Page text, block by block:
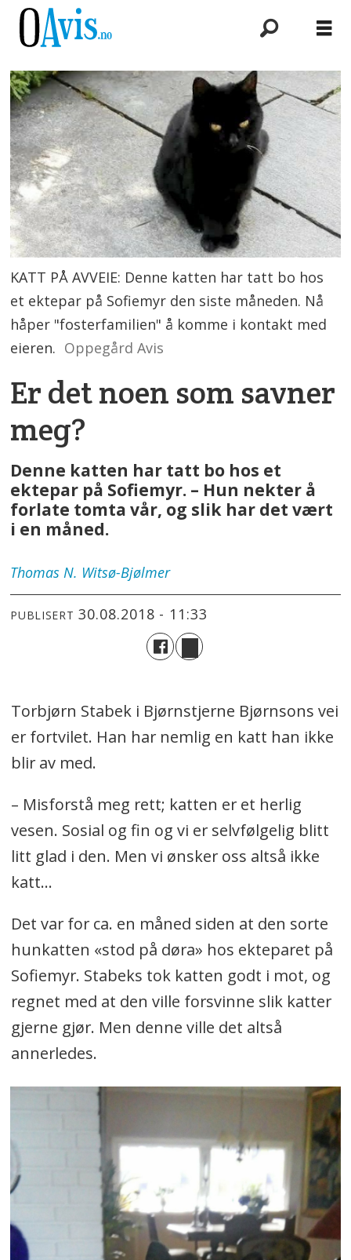
KATT PÅ AVVEIE: Denne katten har tatt bo hos
et ektepar på Sofiemyr den siste måneden. Nå
håper "fosterfamilien" å komme i kontakt med
eieren. Oppegård Avis
Er det noen som savner
meg?
Denne katten har tatt bo hos et
ektepar på Sofiemyr. – Hun nekter å
forlate tomta vår, og slik har det vært
i en måned.
Thomas N. Witsø-Bjølmer
PUBLISERT 30.08.2018 - 11:33
Torbjørn Stabek i Bjørnstjerne Bjørnsons vei
er fortvilet. Han har nemlig en katt han ikke
blir av med.
– Misforstå meg rett; katten er et herlig
vesen. Sosial og fin og vi er selvfølgelig blitt
litt glad i den. Men vi ønsker oss altså ikke
katt...
Det var for ca. en måned siden at den sorte
hunkatten «stod på døra» hos ekteparet på
Sofiemyr. Stabeks tok katten godt i mot, og
regnet med at den ville forsvinne slik katter
gjerne gjør. Men denne ville det altså
annerledes.